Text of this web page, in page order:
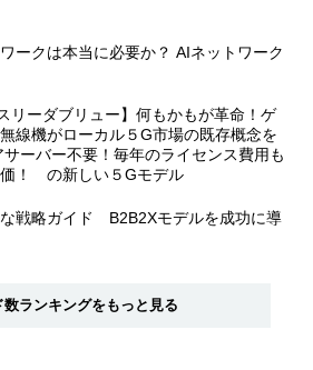
ークは本当に必要か？ AIネットワーク
リーダブリュー】何もかもが革命！ゲ
線機がローカル５G市場の既存概念を
ーバー不要！毎年のライセンス費用も
！ の新しい５Gモデル
戦略ガイド B2B2Xモデルを成功に導
数ランキングをもっと見る